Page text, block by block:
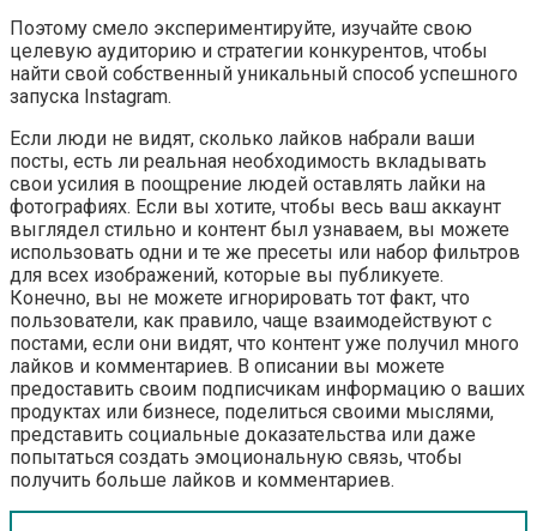
Поэтому смело экспериментируйте, изучайте свою
целевую аудиторию и стратегии конкурентов, чтобы
найти свой собственный уникальный способ успешного
запуска Instagram.
Если люди не видят, сколько лайков набрали ваши
посты, есть ли реальная необходимость вкладывать
свои усилия в поощрение людей оставлять лайки на
фотографиях. Если вы хотите, чтобы весь ваш аккаунт
выглядел стильно и контент был узнаваем, вы можете
использовать одни и те же пресеты или набор фильтров
для всех изображений, которые вы публикуете.
Конечно, вы не можете игнорировать тот факт, что
пользователи, как правило, чаще взаимодействуют с
постами, если они видят, что контент уже получил много
лайков и комментариев. В описании вы можете
предоставить своим подписчикам информацию о ваших
продуктах или бизнесе, поделиться своими мыслями,
представить социальные доказательства или даже
попытаться создать эмоциональную связь, чтобы
получить больше лайков и комментариев.